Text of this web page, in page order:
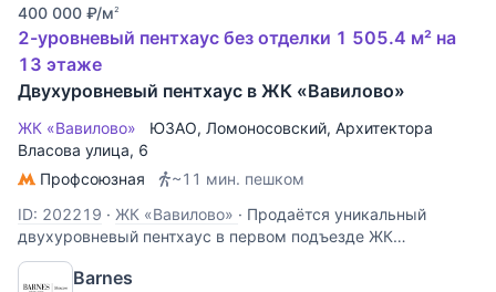
400 000 ₽/м2
2-уровневый пентхаус без отделки 1 505.4 м² на
13 этаже
Двухуровневый пентхаус в ЖК «Вавилово»
ЖК «Вавилово» ЮЗАО, Ломоносовский, Архитектора
Власова улица, 6
Профсоюзная
~11 мин. пешком
ID: 202219 · ЖК «Вавилово» · Продаётся уникальный
двухуровневый пентхаус в первом подъезде ЖК
«Вавилово». Общая площадь — 752.7 м² (оба уровня).
Расположение: 13-й этаж (верхний), первый подъезд. 5
Barnes